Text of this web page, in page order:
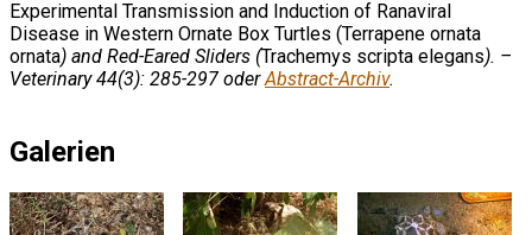
Experimental Transmission and Induction of Ranaviral
Disease in Western Ornate Box Turtles (Terrapene ornata
ornata) and Red-Eared Sliders (Trachemys scripta elegans). –
Veterinary 44(3): 285-297 oderAbstract-Archiv.
Galerien